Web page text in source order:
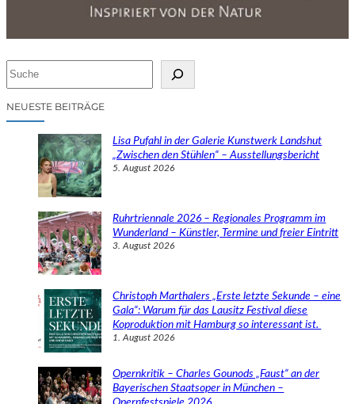
NEUESTE BEITRÄGE
Lisa Pufahl in der Galerie Kunstwerk Landshut
„Zwischen den Stühlen“ – Ausstellungsbericht
5. August 2026
Ruhrtriennale 2026 – Regionales Programm im
Wunderland – Künstler, Termine und freier Eintritt
3. August 2026
Christoph Marthalers „Erste letzte Sekunde – eine
Gala“: Warum für das Lausitz Festival diese
Koproduktion mit Hamburg so interessant ist.
1. August 2026
Opernkritik – Charles Gounods „Faust“ an der
Bayerischen Staatsoper in München –